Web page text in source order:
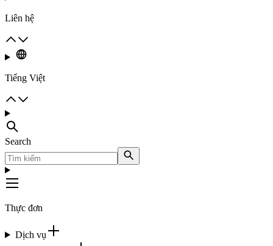
Liên hệ
Tiếng Việt
Search
Thực đơn
Dịch vụ